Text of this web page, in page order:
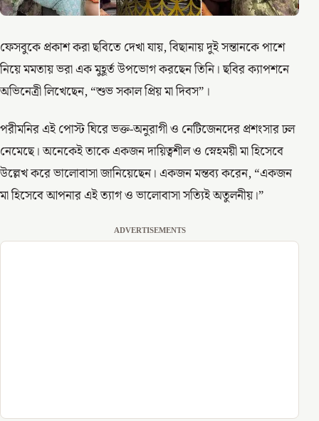
ফেসবুকে প্রকাশ করা ছবিতে দেখা যায়, বিছানায় দুই সন্তানকে পাশে
নিয়ে মমতায় ভরা এক মুহূর্ত উপভোগ করছেন তিনি। ছবির ক্যাপশনে
অভিনেত্রী লিখেছেন, “শুভ সকাল প্রিয় মা দিবস”।
পরীমনির এই পোস্ট ঘিরে ভক্ত-অনুরাগী ও নেটিজেনদের প্রশংসার ঢল
নেমেছে। অনেকেই তাকে একজন দায়িত্বশীল ও স্নেহময়ী মা হিসেবে
উল্লেখ করে ভালোবাসা জানিয়েছেন। একজন মন্তব্য করেন, “একজন
মা হিসেবে আপনার এই ত্যাগ ও ভালোবাসা সত্যিই অতুলনীয়।”
ADVERTISEMENTS